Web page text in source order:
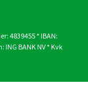
4839455 * IBAN:
ING BANK NV * Kvk